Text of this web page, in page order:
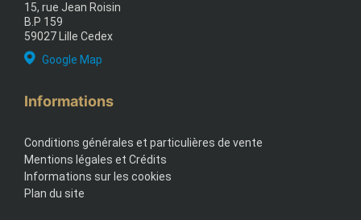
15, rue Jean Roisin
B.P 159
59027 Lille Cedex
Google Map
Informations
Conditions générales et particulières de vente
Mentions légales et Crédits
Informations sur les cookies
Plan du site